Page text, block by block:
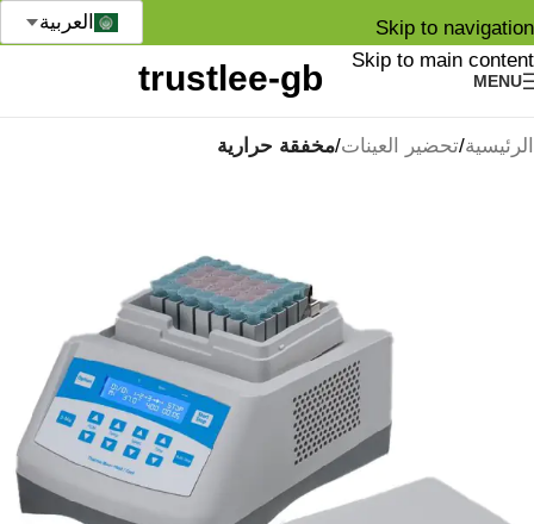
Skip to navigation
Skip to main content
MENU
العربية
الرئيسية تحضير العينات مخفقة حرارية